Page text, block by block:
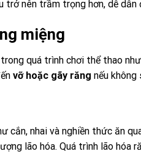
nên trầm trọng hơn, dễ dẫn
miệng
quá trình chơi thể thao
vỡ hoặc gãy răng nếu không
cắn, nhai và nghiền thức ăn
lão hóa. Quá trình lão hóa